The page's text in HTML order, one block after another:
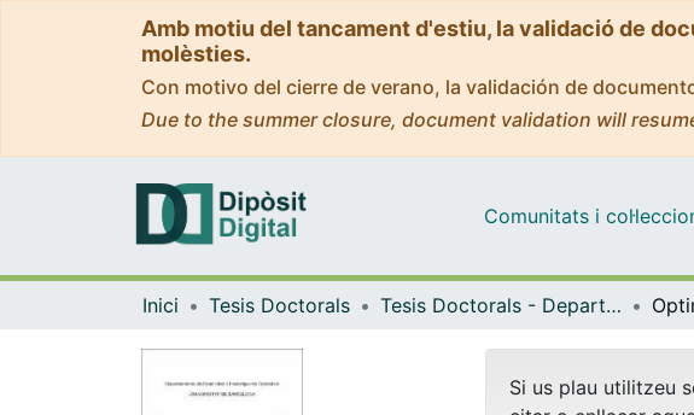
Amb motiu del tancament d'estiu, la validació de
molèsties.
Con motivo del cierre de verano, la validación de
Due to the summer closure, document validation will
Comunitats i
Inici Tesis Doctorals Tesis Doctorals - Departament - Estadística
Si us plau utilitzeu